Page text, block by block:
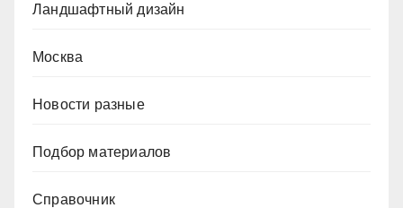
Ландшафтный дизайн
Москва
Новости разные
Подбор материалов
Справочник